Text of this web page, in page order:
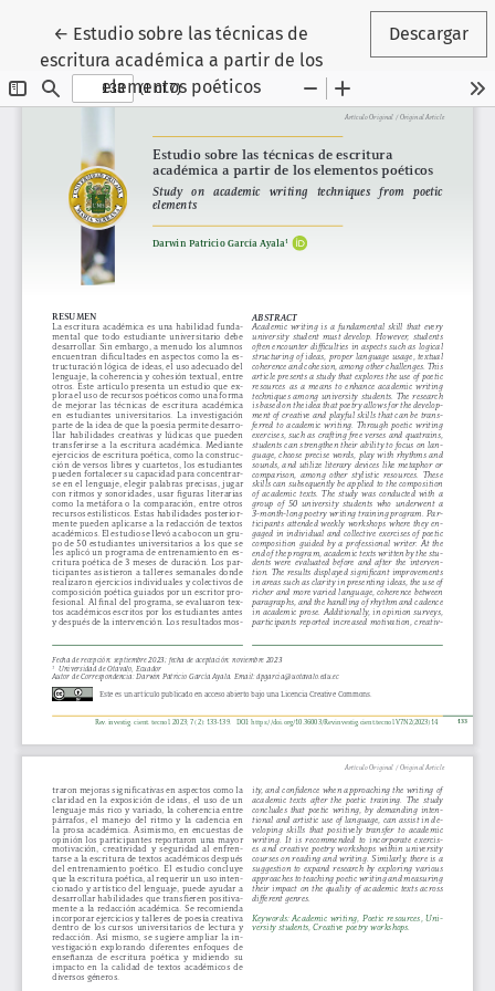
← Volver a los detalles del artículo
Estudio sobre las técnicas de
escritura académica a partir de los
elementos poéticos
Descargar